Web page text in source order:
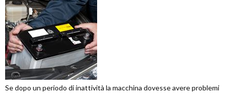
Se dopo un periodo di inattività la macchina dovesse avere problemi